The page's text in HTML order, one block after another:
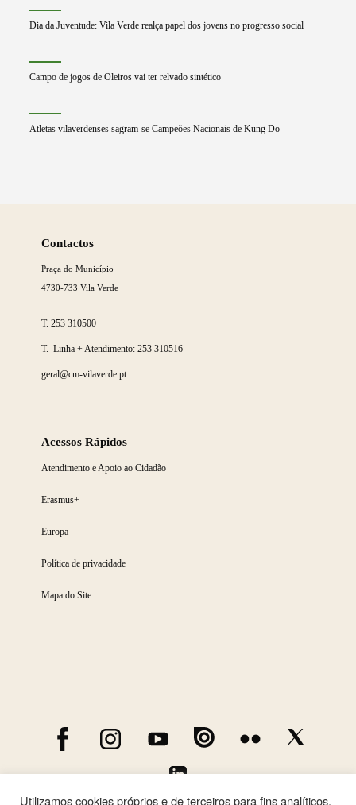
Dia da Juventude: Vila Verde realça papel dos jovens no progresso social
Campo de jogos de Oleiros vai ter relvado sintético
Atletas vilaverdenses sagram-se Campeões Nacionais de Kung Do
Contactos
Praça do Município
4730-733 Vila Verde
T.253 310500
T. Linha + Atendimento: 253 310516
geral@cm-vilaverde.pt
Acessos Rápidos
Atendimento e Apoio ao Cidadão
Erasmus+
Europa
Política de privacidade
Mapa do Site
Utilizamos cookies próprios e de terceiros para fins analíticos.